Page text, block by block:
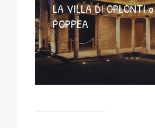
LA VILLA DI OPLONTI
POPPEA